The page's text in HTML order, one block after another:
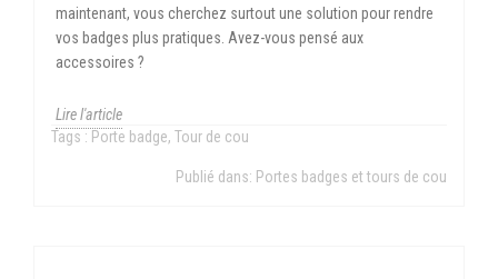
maintenant, vous cherchez surtout une solution pour rendre
vos badges plus pratiques. Avez-vous pensé aux
accessoires ?
Lire l'article
Tags : Porte badge, Tour de cou
Publié dans: Portes badges et tours de cou